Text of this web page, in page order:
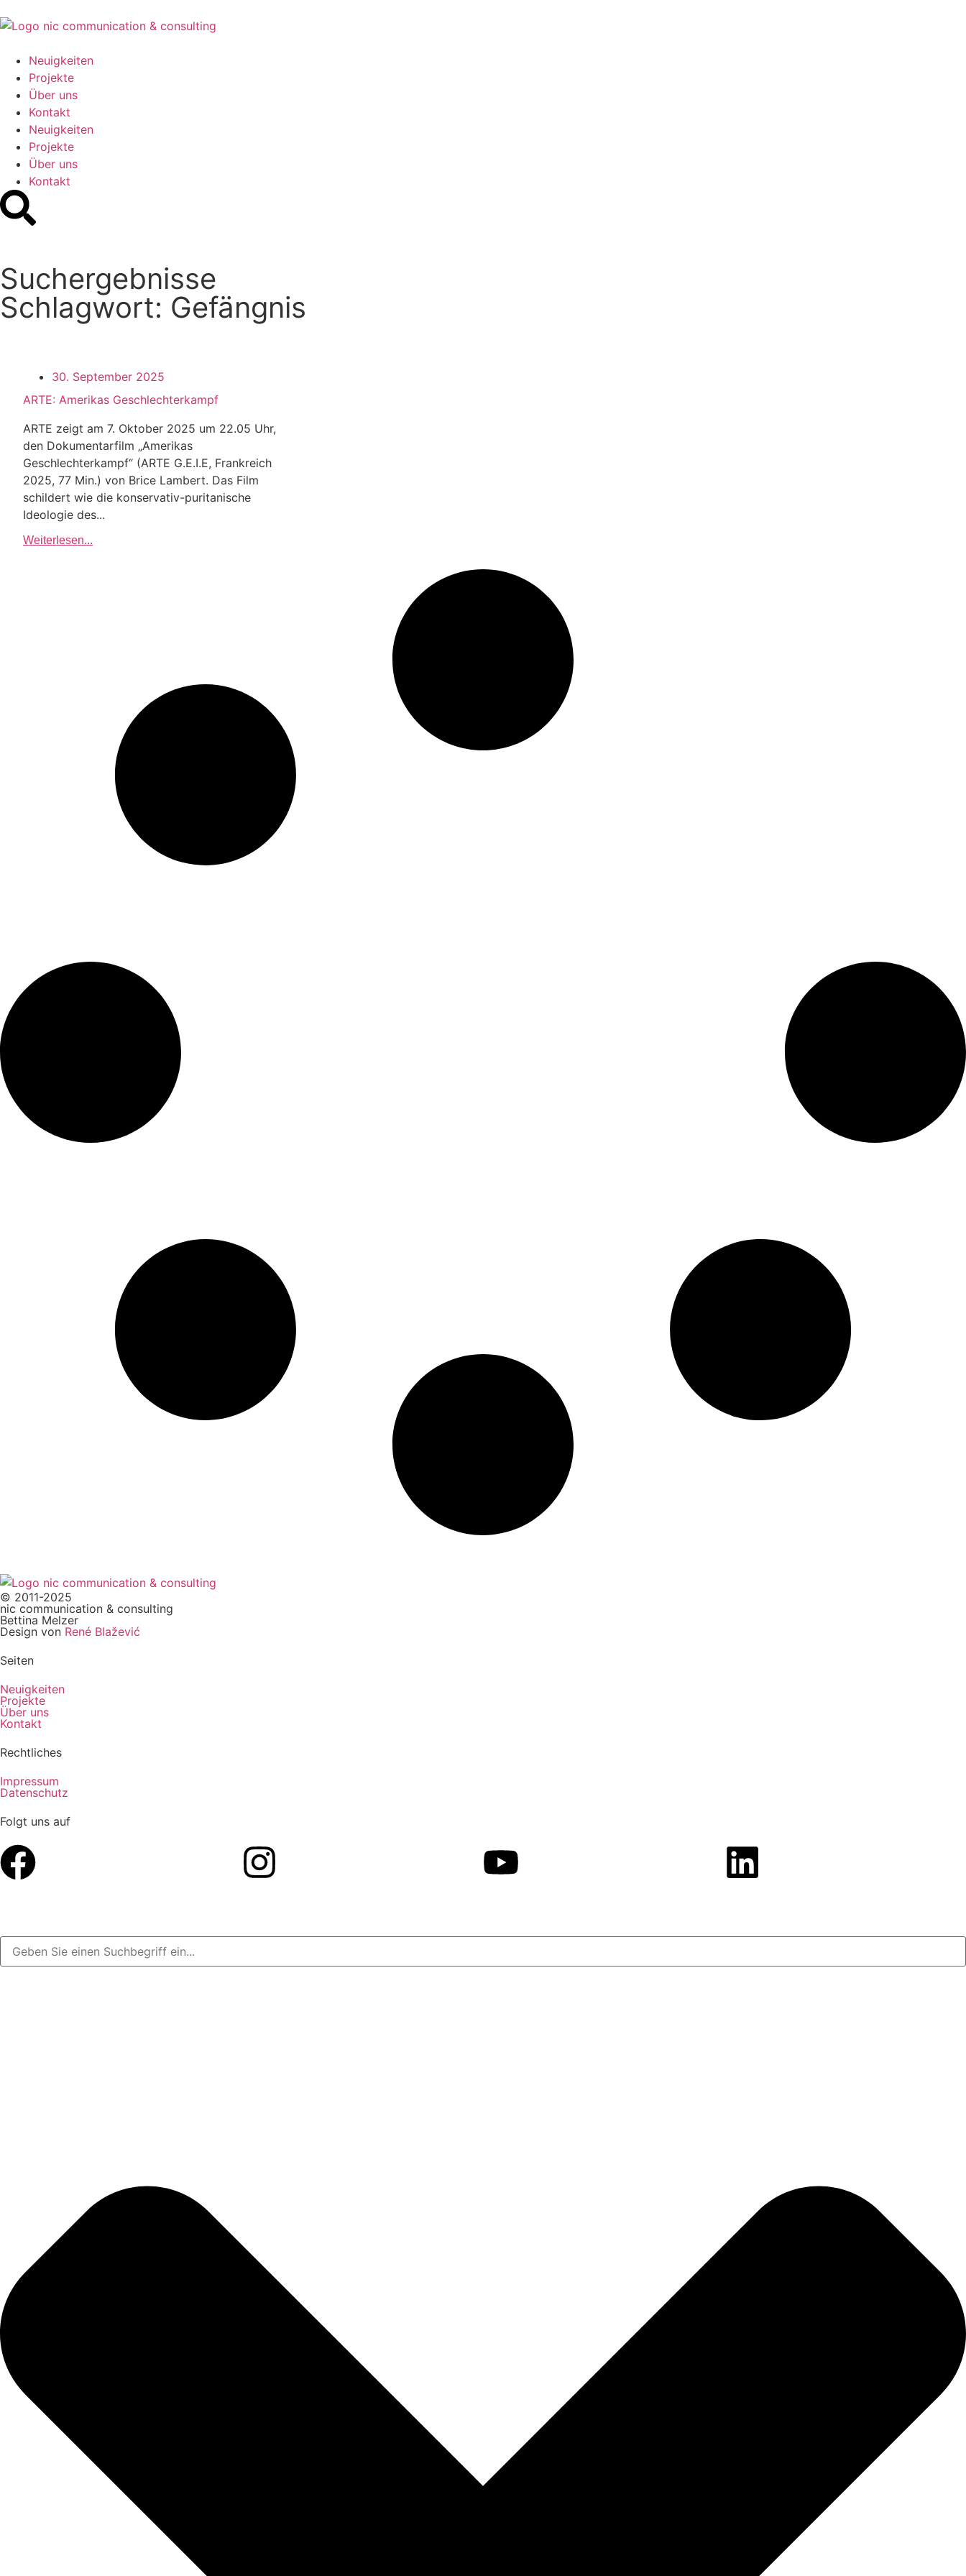
Neuigkeiten
Projekte
Über uns
Kontakt
Neuigkeiten
Projekte
Über uns
Kontakt
Suchergebnisse
Schlagwort: Gefängnis
30. September 2025
ARTE: Amerikas Geschlechterkampf
ARTE zeigt am 7. Oktober 2025 um 22.05 Uhr,
den Dokumentarfilm „Amerikas
Geschlechterkampf“ (ARTE G.E.I.E, Frankreich
2025, 77 Min.) von Brice Lambert. Das Film
schildert wie die konservativ-puritanische
Ideologie des...
Weiterlesen...
© 2011-2025
nic communication & consulting
Bettina Melzer
Design von René Blažević
Seiten
Neuigkeiten
Projekte
Über uns
Kontakt
Rechtliches
Impressum
Datenschutz
Folgt uns auf